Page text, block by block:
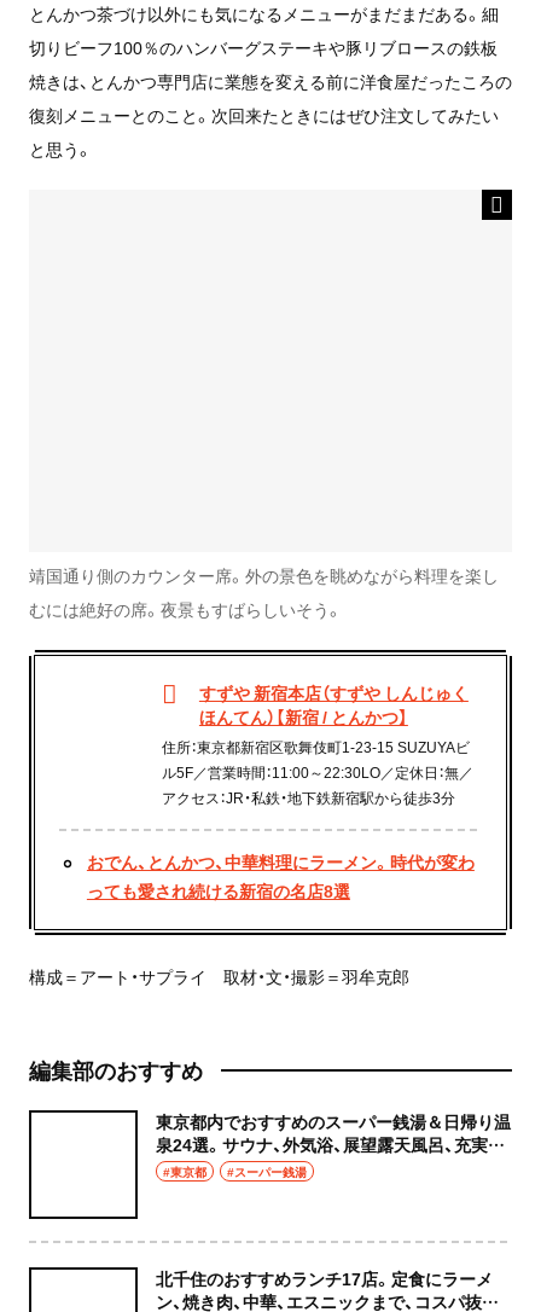
とんかつ茶づけ以外にも気になるメニューがまだまだある。細
切りビーフ100％のハンバーグステーキや豚リブロースの鉄板
焼きは、とんかつ専門店に業態を変える前に洋食屋だったころの
復刻メニューとのこと。次回来たときにはぜひ注文してみたい
と思う。
靖国通り側のカウンター席。外の景色を眺めながら料理を楽し
むには絶好の席。夜景もすばらしいそう。
すずや 新宿本店（すずや しんじゅく
ほんてん）【新宿 / とんかつ】
住所：東京都新宿区歌舞伎町1-23-15 SUZUYAビ
ル5F／営業時間：11:00～22:30LO／定休日：無／
アクセス：JR・私鉄・地下鉄新宿駅から徒歩3分
おでん、とんかつ、中華料理にラーメン。時代が変わ
っても愛され続ける新宿の名店8選
構成＝アート・サプライ 取材・文・撮影＝羽牟克郎
編集部のおすすめ
東京都内でおすすめのスーパー銭湯＆日帰り温
泉24選。サウナ、外気浴、展望露天風呂、充実の
癒やし空間へ
#東京都 #スーパー銭湯
北千住のおすすめランチ17店。定食にラーメ
ン、焼き肉、中華、エスニックまで、コスパ抜群